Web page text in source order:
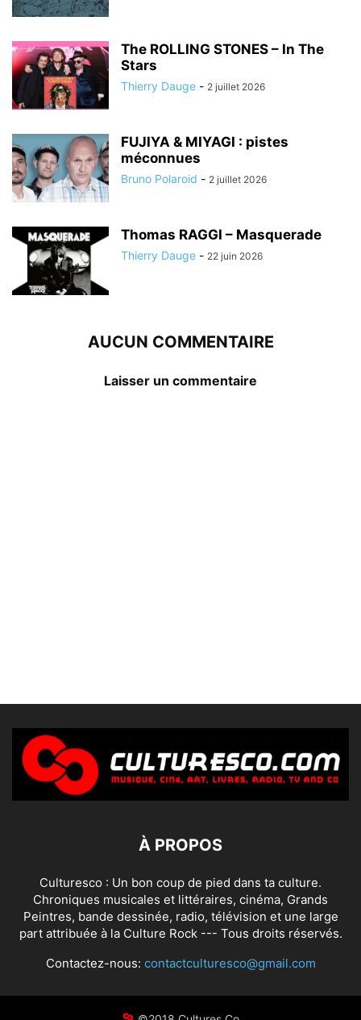
The ROLLING STONES – In The
Stars
Thierry Dauge - 2 juillet 2026
FUJIYA & MIYAGI : pistes
méconnues
Bruno Polaroid - 2 juillet 2026
Thomas RAGGI – Masquerade
Thierry Dauge - 22 juin 2026
AUCUN COMMENTAIRE
Laisser un commentaire
À PROPOS
Culturesco : Un bon coup de pied dans ta culture.
Chroniques musicales et littéraires, cinéma, Grands
Peintres, bande dessinée, radio, télévision et une large
part attribuée à la Culture Rock --- Tous droits réservés.
Contactez-nous: contactculturesco@gmail.com